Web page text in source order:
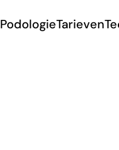
PodologieTarieven